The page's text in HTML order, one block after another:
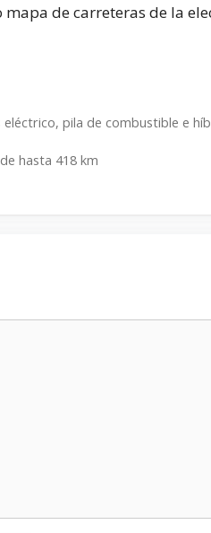
mapa de carreteras de la
pila de combustible e
hasta 418 km